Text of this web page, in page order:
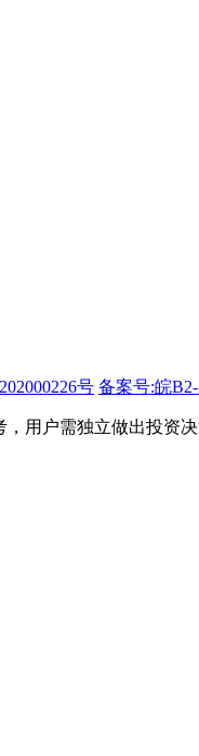
号 备案号:皖B2-
用户需独立做出投资